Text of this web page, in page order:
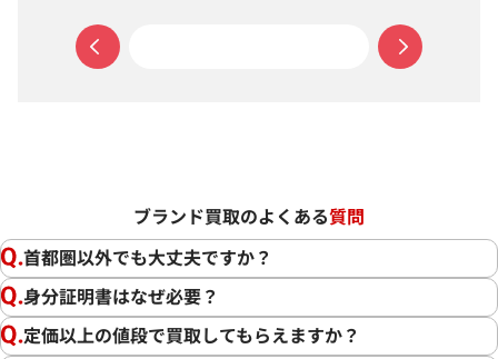
ブランド買取のよくある質問
首都圏以外でも大丈夫ですか？
身分証明書はなぜ必要？
定価以上の値段で買取してもらえますか？